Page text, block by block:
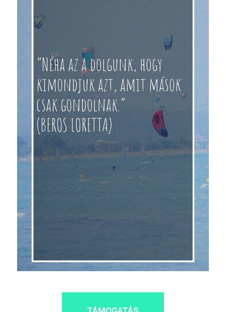
“Néha az a dolgunk, hogy
kimondjuk azt, amit mások
csak gondolnak.”
(BEROS LORETTA)